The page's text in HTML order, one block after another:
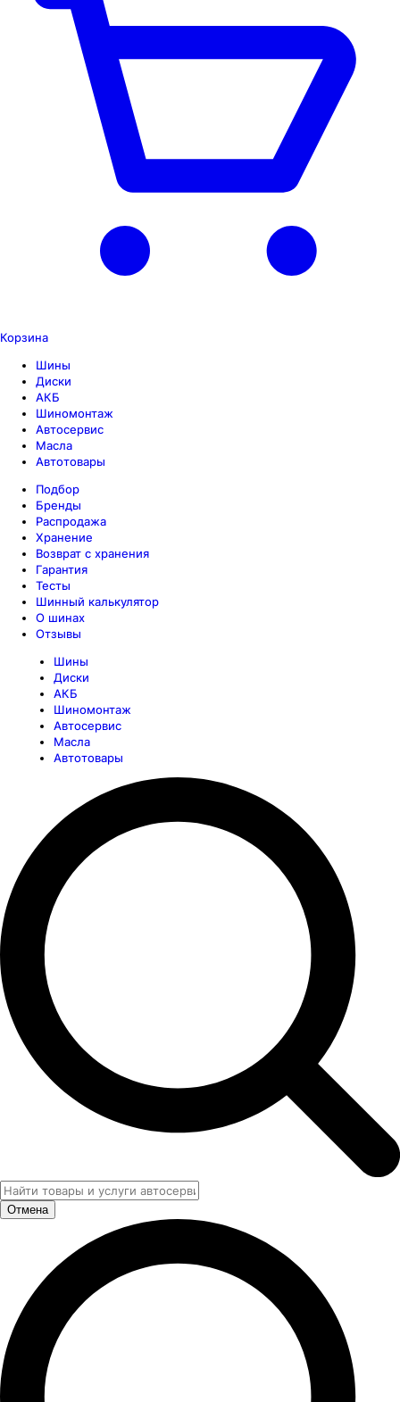
Корзина
Шины
Диски
АКБ
Шиномонтаж
Автосервис
Масла
Автотовары
Подбор
Бренды
Распродажа
Хранение
Возврат с хранения
Гарантия
Тесты
Шинный калькулятор
О шинах
Отзывы
Шины
Диски
АКБ
Шиномонтаж
Автосервис
Масла
Автотовары
Отмена